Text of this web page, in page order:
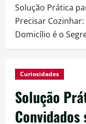
Solução Prática
Precisar
Domicílio é o
Curiosidades
Solução